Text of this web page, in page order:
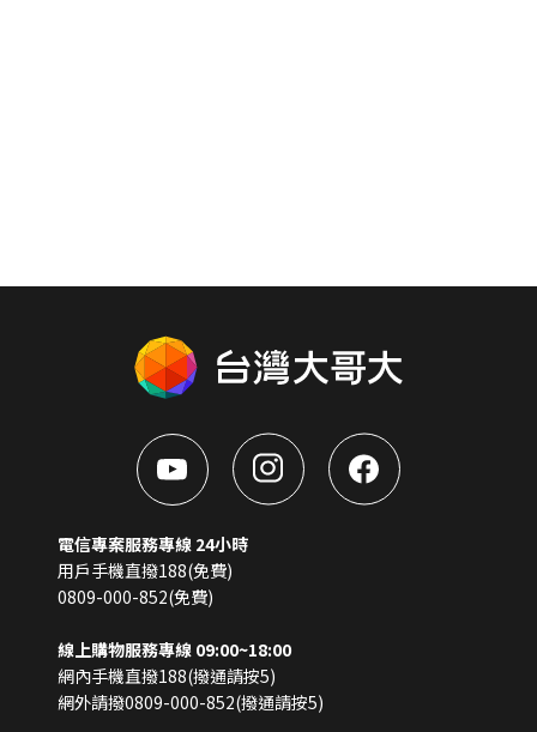
電信專案服務專線 24小時
用戶手機直撥188(免費)
0809-000-852(免費)
線上購物服務專線 09:00~18:00
網內手機直撥188(撥通請按5)
網外請撥0809-000-852(撥通請按5)